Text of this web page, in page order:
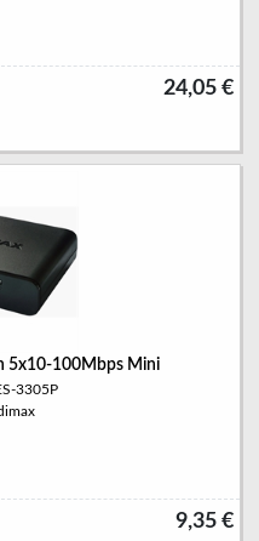
24,05 €
5x10-100Mbps Mini
3305P
9,35 €